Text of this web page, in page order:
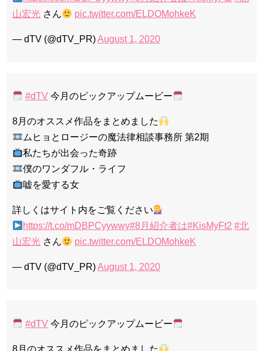
山宏光 さん pic.twitter.com/ELDOMohkeK
— dTV (@dTV_PR)August 1, 2020
#dTV 今月のピックアップムービー
8月のオススメ作品をまとめました
ムヒョとロージーの魔法律相談事務所 第2期
私たちが出会った奇跡
僕のワンダフル・ライフ
嘘を愛する女
詳しくはサイト内をご覧ください
https://t.co/mDBPCyywwy#8月紹介者は#KisMyFt2 #北
山宏光 さん pic.twitter.com/ELDOMohkeK
— dTV (@dTV_PR)August 1, 2020
#dTV 今月のピックアップムービー